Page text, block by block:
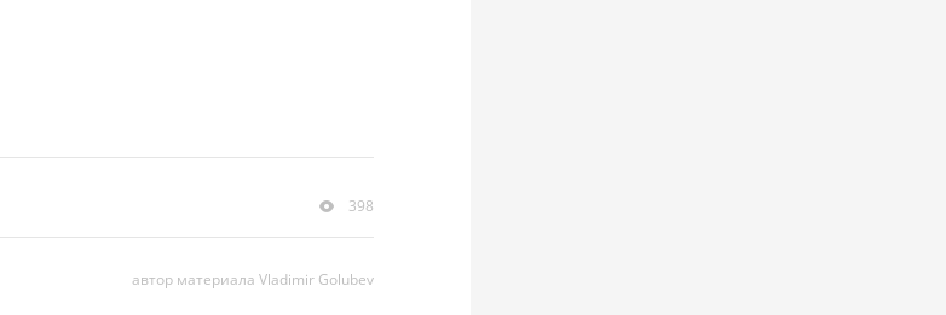
398
автор материала Vladimir Golubev